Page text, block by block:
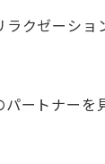
クゼーシ
ートナーを